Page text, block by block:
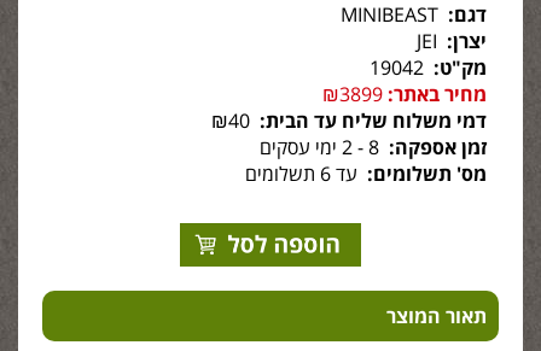
דגם:
יצרן:
מק"ט:
מחיר באתר: ₪3899
דמי משלוח שליח עד הבית:
זמן אספקה:
מס' תשלומים: עד 6 תשלומים
תאור המוצר